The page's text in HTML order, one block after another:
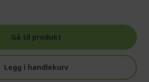
Gå til produkt
Legg i handlekurv